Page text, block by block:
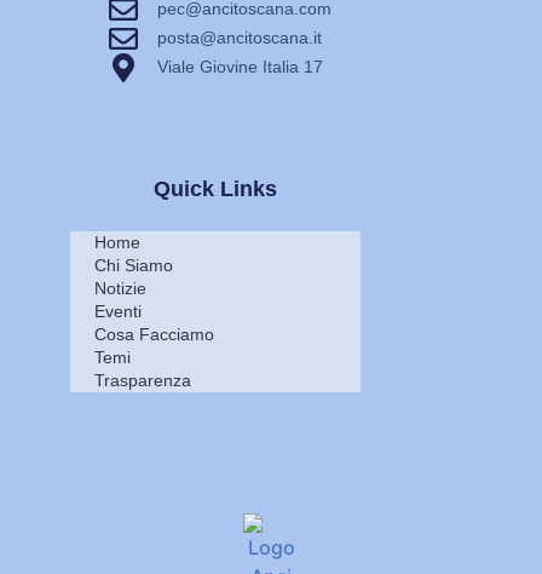
Quick Links
Home
Chi Siamo
Notizie
Eventi
Cosa Facciamo
Temi
Trasparenza
pec@ancitoscana.com
posta@ancitoscana.it
Viale Giovine Italia 17